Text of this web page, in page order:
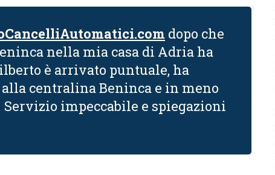
dopo che
nella mia casa di Adria ha
è arrivato puntuale, ha
centralina Beninca e in meno
Servizio impeccabile e spiegazioni